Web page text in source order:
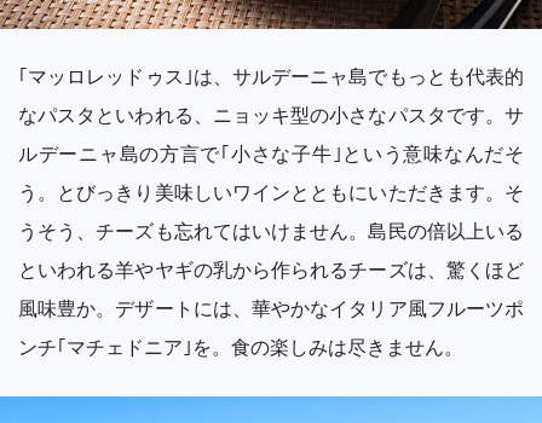
｢マッロレッドゥス｣は、サルデーニャ島でもっとも代表的
なパスタといわれる、ニョッキ型の小さなパスタです。サ
ルデーニャ島の方言で｢小さな子牛｣という意味なんだそ
う。とびっきり美味しいワインとともにいただきます。そ
うそう、チーズも忘れてはいけません。島民の倍以上いる
といわれる羊やヤギの乳から作られるチーズは、驚くほど
風味豊か。デザートには、華やかなイタリア風フルーツポ
ンチ｢マチェドニア｣を。食の楽しみは尽きません。